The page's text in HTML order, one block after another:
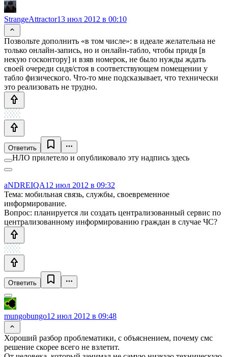
StrangeAttractor13 июл 2012 в 00:10
Позвольте дополнить «в том числе»: в идеале желательна не
только онлайн-запись, но и онлайн-табло, чтобы придя [в
некую госконтору] и взяв номерок, не было нужды ждать
своей очереди сидя/стоя в соответствующем помещении у
табло физического. Что-то мне подсказывает, что технически
это реализовать не трудно.
Ответить
НЛО прилетело и опубликовало эту надпись здесь
aNDREIQA12 июл 2012 в 09:32
Тема: мобильная связь, службы, своевременное
информирование.
Вопрос: планируется ли создать централизованный сервис по
централизованному информированию граждан в случае ЧС?
Ответить
mungobungo12 июл 2012 в 09:48
Хороший разбор проблематики, с объяснением, почему смс
решение скорее всего не взлетит.